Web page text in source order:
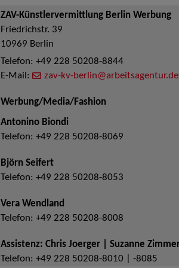
ZAV-Künstlervermittlung Berlin Werbung
Friedrichstr. 39
10969 Berlin
Telefon: +49 228 50208-8844
E-Mail:
zav-kv-berlin@arbeitsagentur.de
Werbung/Media/Fashion
Antonino Biondi
Telefon: +49 228 50208-8069
Björn Seifert
Telefon: +49 228 50208-8053
Vera Wendland
Telefon: +49 228 50208-8008
Assistenz: Chris Joerger | Suzanne
Telefon: +49 228 50208-8010 | -8085